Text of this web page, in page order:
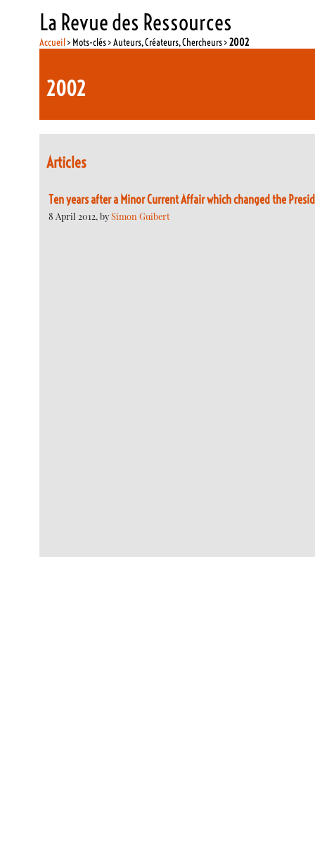
La Revue des Ressources
Accueil> Mots-clés > Auteurs, Créateurs, Chercheurs >2002
2002
Articles
Ten years after a Minor Current Affair which changed the
8 April 2012, bySimon Guibert